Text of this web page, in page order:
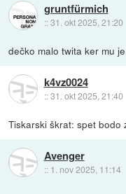
gruntfürmich
::31. okt 2025, 21:20
dečko malo twita ker mu
k4vz0024
::31. okt 2025, 21:40
Tiskarski škrat: spet bodo
Avenger
:: 1. nov 2025, 11:14